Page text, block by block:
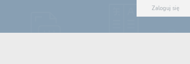
Zaloguj się